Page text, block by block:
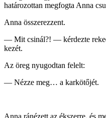
határozottan megfogta Anna
Anna összerezzent.
— Mit csinál?! — kérdezte
kezét.
Az öreg nyugodtan felelt:
— Nézze meg… a karkötőjét.
Anna ránézett az ékszerre, és